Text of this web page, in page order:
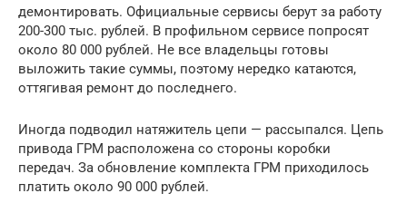
демонтировать. Официальные сервисы берут за работу
200-300 тыс. рублей. В профильном сервисе попросят
около 80 000 рублей. Не все владельцы готовы
выложить такие суммы, поэтому нередко катаются,
оттягивая ремонт до последнего.
Иногда подводил натяжитель цепи — рассыпался. Цепь
привода ГРМ расположена со стороны коробки
передач. За обновление комплекта ГРМ приходилось
платить около 90 000 рублей.